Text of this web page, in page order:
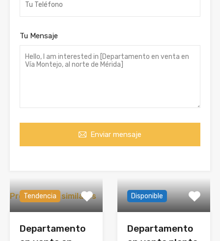
Tu Mensaje
Enviar mensaje
Propiedades similares
Tendencia
Departamento
Disponible
Departamento